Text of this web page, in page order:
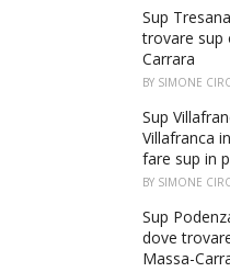
Sup
trovare sup
Carrara
BY SIMONE
Sup
Villafranca
fare sup in
BY SIMONE
Sup
dove
Massa-